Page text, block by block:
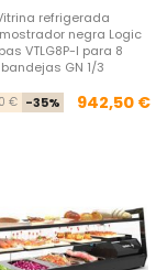
refrigerada
negra Logic
VTLG8P-I para 8
bandejas GN 1/3
€ -35% 942,50 €